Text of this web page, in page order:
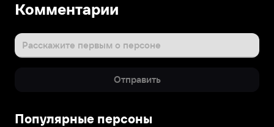
Комментарии
Расскажите первым о персоне
Отправить
Популярные персоны